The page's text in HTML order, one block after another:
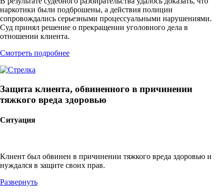
наркотики были подброшены, а действия полиции
сопровождались серьезными процессуальными нарушениями.
Суд принял решение о прекращении уголовного дела в
отношении клиента.
Смотреть подробнее
Защита клиента, обвиненного в причинении
тяжкого вреда здоровью
Ситуация
Клиент был обвинен в причинении тяжкого вреда здоровью и
нуждался в защите своих прав.
Развернуть